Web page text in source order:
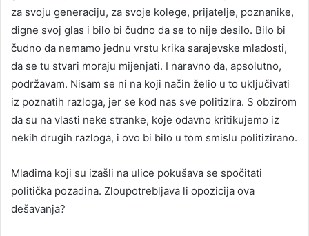
za svoju generaciju, za svoje kolege, prijatelje, poznanike,
digne svoj glas i bilo bi čudno da se to nije desilo. Bilo bi
čudno da nemamo jednu vrstu krika sarajevske mladosti,
da se tu stvari moraju mijenjati. I naravno da, apsolutno,
podržavam. Nisam se ni na koji način želio u to uključivati
iz poznatih razloga, jer se kod nas sve politizira. S obzirom
da su na vlasti neke stranke, koje odavno kritikujemo iz
nekih drugih razloga, i ovo bi bilo u tom smislu politizirano.
Mladima koji su izašli na ulice pokušava se spočitati
politička pozadina. Zloupotrebljava li opozicija ova
dešavanja?